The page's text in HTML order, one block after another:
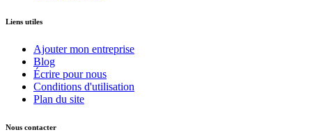
Liens utiles
Ajouter mon entreprise
Blog
Écrire pour nous
Conditions d'utilisation
Plan du site
Nous contacter